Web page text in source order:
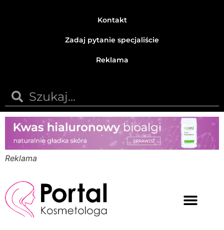
Kontakt
Zadaj pytanie specjaliście
Reklama
Reklama